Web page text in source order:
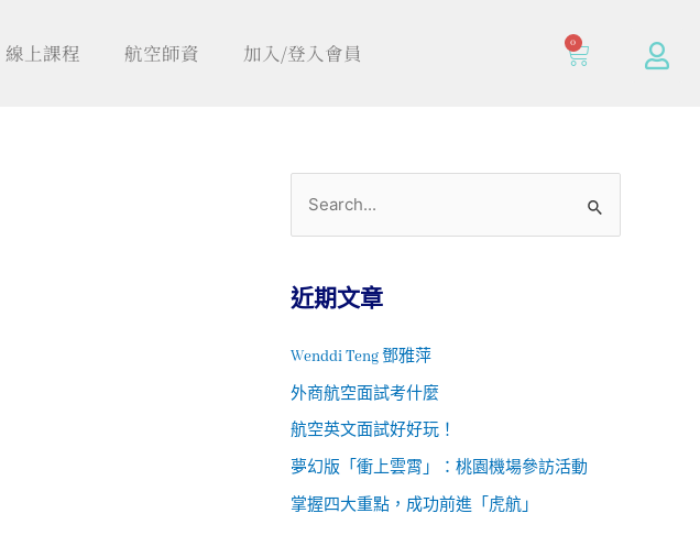
線上課程 航空師資 加入/登入會員 0
近期文章
Wenddi Teng 鄧雅萍
外商航空面試考什麼
航空英文面試好好玩！
夢幻版「衝上雲霄」：桃園機場參訪活動
掌握四大重點，成功前進「虎航」